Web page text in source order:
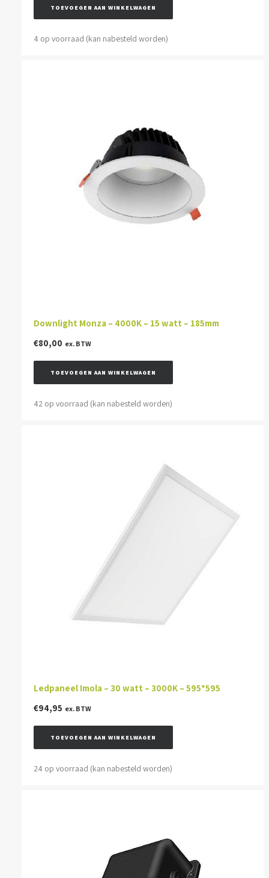
TOEVOEGEN AAN WINKELWAGEN
4 op voorraad (kan nabesteld worden)
Downlight Monza – 4000K – 15 watt – 185mm
€80,00 ex. BTW
TOEVOEGEN AAN WINKELWAGEN
42 op voorraad (kan nabesteld worden)
Ledpaneel Imola – 30 watt – 3000K – 595*595
€94,95 ex. BTW
TOEVOEGEN AAN WINKELWAGEN
24 op voorraad (kan nabesteld worden)